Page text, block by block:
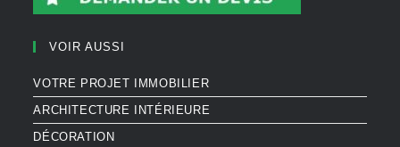
VOIR AUSSI
VOTRE PROJET IMMOBILIER
ARCHITECTURE INTÉRIEURE
DÉCORATION